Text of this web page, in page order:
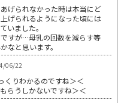
げられなかった時は本当にど
げられるようになった頃には
いました。
すが…母乳の回数を減らす等
なと思います。
06/22
くりわかるのですね＞＜
らうしかないですね＞＜